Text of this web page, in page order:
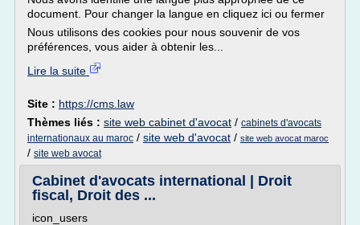
document. Pour changer la langue en cliquez ici ou fermer
Nous utilisons des cookies pour nous souvenir de vos
préférences, vous aider à obtenir les...
Lire la suite
Site : https://cms.law
Thèmes liés : site web cabinet d'avocat / cabinets d'avocats
internationaux au maroc / site web d'avocat / site web avocat maroc
/ site web avocat
Cabinet d'avocats international | Droit
fiscal, Droit des ...
icon_users